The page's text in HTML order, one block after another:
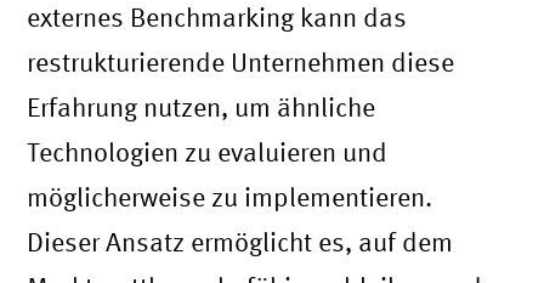
externes Benchmarking kann das
restrukturierende Unternehmen diese
Erfahrung nutzen, um ähnliche
Technologien zu evaluieren und
möglicherweise zu implementieren.
Dieser Ansatz ermöglicht es, auf dem